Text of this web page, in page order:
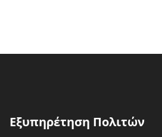
Εξυπηρέτηση Πολιτών